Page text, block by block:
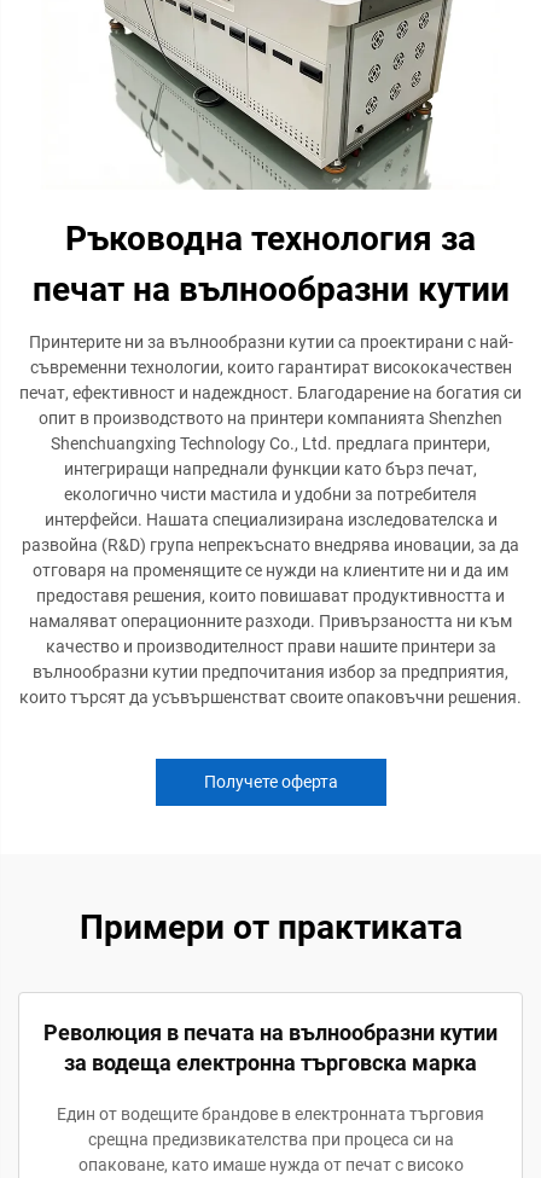
Ръководна технология за
печат на вълнообразни кутии
Принтерите ни за вълнообразни кутии са проектирани с най-
съвременни технологии, които гарантират висококачествен
печат, ефективност и надеждност. Благодарение на богатия си
опит в производството на принтери компанията Shenzhen
Shenchuangxing Technology Co., Ltd. предлага принтери,
интегриращи напреднали функции като бърз печат,
екологично чисти мастила и удобни за потребителя
интерфейси. Нашата специализирана изследователска и
развойна (R&D) група непрекъснато внедрява иновации, за да
отговаря на променящите се нужди на клиентите ни и да им
предоставя решения, които повишават продуктивността и
намаляват операционните разходи. Привързаността ни към
качество и производителност прави нашите принтери за
вълнообразни кутии предпочитания избор за предприятия,
които търсят да усъвършенстват своите опаковъчни решения.
Получете оферта
Примери от практиката
Революция в печата на вълнообразни кутии
за водеща електронна търговска марка
Един от водещите брандове в електронната търговия
срещна предизвикателства при процеса си на
опаковане, като имаше нужда от печат с високо